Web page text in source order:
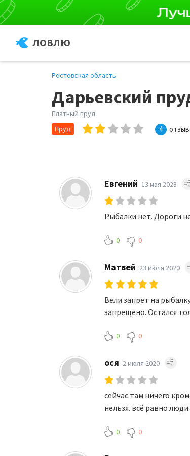
ЛОВЛЮ
Ростовская область
Дарьевский
Платный пруд
Пруд
4
Евгений 13 мая 2023
Рыбалки нет. Дороги
0 0
Матвей 23 июля 2020
Вели запрет на
запрещено. Остался
0 0
ося 2 июля 2020
сейчас там ничего
нельзя. всё равно
0 0